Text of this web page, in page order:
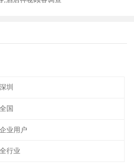
深圳
全国
企业用户
全行业